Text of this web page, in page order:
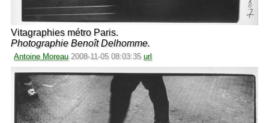
Vitagraphies métro Paris.
Photographie Benoît Delhomme.
Antoine Moreau 2008-11-05 08:03:35 url